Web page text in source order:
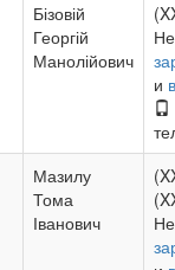
Бізовій
Георгій
Манолійович
и
Мазилу
Тома
Іванович